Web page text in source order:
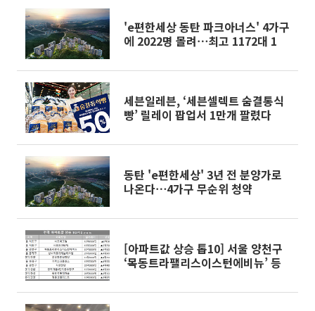
'e편한세상 동탄 파크아너스' 4가구
에 2022명 몰려⋯최고 1172대 1
세븐일레븐, ‘세븐셀렉트 숨결통식
빵’ 릴레이 팝업서 1만개 팔렸다
동탄 'e편한세상' 3년 전 분양가로
나온다⋯4가구 무순위 청약
[아파트값 상승 톱10] 서울 양천구
‘목동트라팰리스이스턴에비뉴’ 등